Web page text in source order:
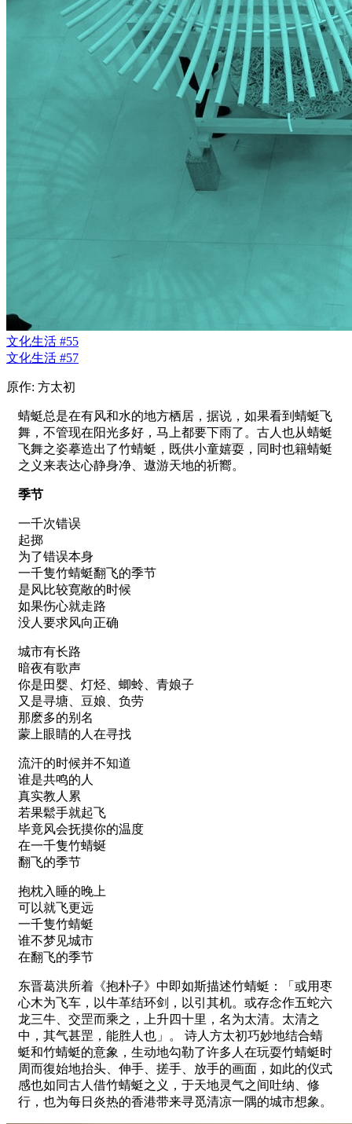
文化生活 #55
文化生活 #57
原作: 方太初
蜻蜓总是在有风和水的地方栖居，据说，如果看到蜻蜓飞
舞，不管现在阳光多好，马上都要下雨了。古人也从蜻蜓
飞舞之姿摹造出了竹蜻蜓，既供小童嬉耍，同时也籍蜻蜓
之义来表达心静身净、遨游天地的祈嚮。
季节
一千次错误
起掷
为了错误本身
一千隻竹蜻蜓翻飞的季节
是风比较寛敞的时候
如果伤心就走路
没人要求风向正确
城市有长路
暗夜有歌声
你是田婴、灯烃、蝍蛉、青娘子
又是寻塘、豆娘、负劳
那麽多的别名
蒙上眼睛的人在寻找
流汗的时候并不知道
谁是共鸣的人
真实教人累
若果鬆手就起飞
毕竟风会抚摸你的温度
在一千隻竹蜻蜒
翻飞的季节
抱枕入睡的晚上
可以就飞更远
一千隻竹蜻蜓
谁不梦见城市
在翻飞的季节
东晋葛洪所着《抱朴子》中即如斯描述竹蜻蜓：「或用枣
心木为飞车，以牛革结环剑，以引其机。或存念作五蛇六
龙三牛、交罡而乘之，上升四十里，名为太清。太清之
中，其气甚罡，能胜人也」。 诗人方太初巧妙地结合蜻
蜓和竹蜻蜓的意象，生动地勾勒了许多人在玩耍竹蜻蜓时
周而復始地抬头、伸手、搓手、放手的画面，如此的仪式
感也如同古人借竹蜻蜓之义，于天地灵气之间吐纳、修
行，也为每日炎热的香港带来寻觅清凉一隅的城市想象。